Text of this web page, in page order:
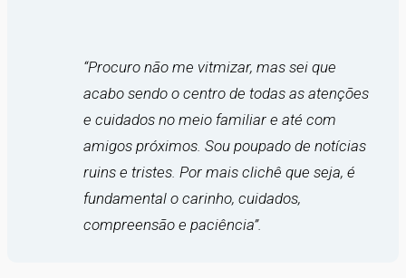
“Procuro não me vitmizar, mas sei que
acabo sendo o centro de todas as atenções
e cuidados no meio familiar e até com
amigos próximos. Sou poupado de notícias
ruins e tristes. Por mais clichê que seja, é
fundamental o carinho, cuidados,
compreensão e paciência”.